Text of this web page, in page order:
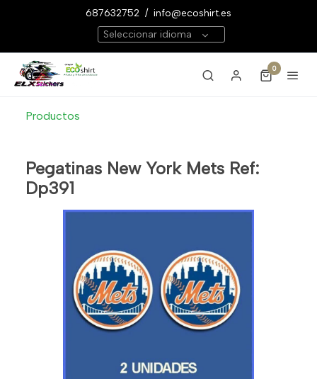
687632752 / info@ecoshirt.es
Seleccionar idioma
0
Productos
Pegatinas New York Mets Ref:
Dp391